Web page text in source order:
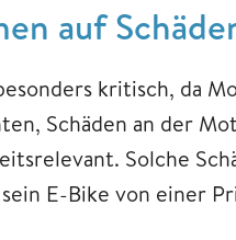
auf
kritisch, da
Schäden an der
Solche
E-Bike von einer